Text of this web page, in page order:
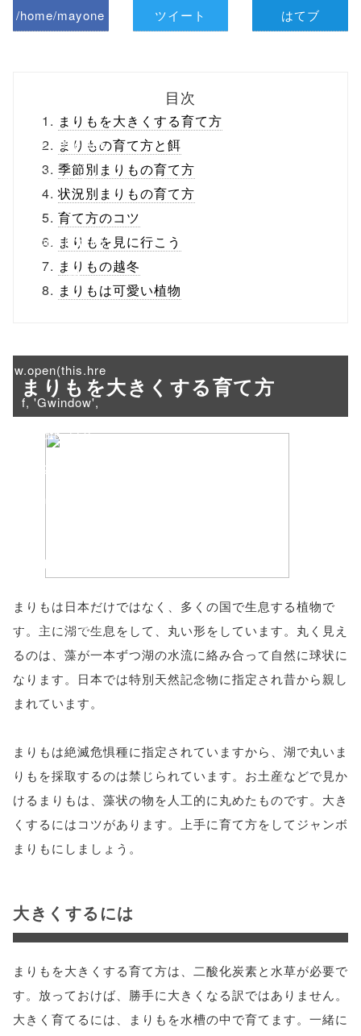
/home/mayone
content/themes
/tapbiz_theme/
parts/sns-
buttons.php on
line10
/1048461"
w.open(this.hre
f, 'Gwindow',
'width=550,
height=450,
scrollbars=yes'
false;"> シェア
ツイート はてブ
目次
まりもを大きくする育て方
まりもの育て方と餌
季節別まりもの育て方
状況別まりもの育て方
育て方のコツ
まりもを見に行こう
まりもの越冬
まりもは可愛い植物
まりもを大きくする育て方
まりもは日本だけではなく、多くの国で生息する植物で
す。主に湖で生息をして、丸い形をしています。丸く見え
るのは、藻が一本ずつ湖の水流に絡み合って自然に球状に
なります。日本では特別天然記念物に指定され昔から親し
まれています。
まりもは絶滅危惧種に指定されていますから、湖で丸いま
りもを採取するのは禁じられています。お土産などで見か
けるまりもは、藻状の物を人工的に丸めたものです。大き
くするにはコツがあります。上手に育て方をしてジャンボ
まりもにしましょう。
大きくするには
まりもを大きくする育て方は、二酸化炭素と水草が必要で
す。放っておけば、勝手に大きくなる訳ではありません。
大きく育てるには、まりもを水槽の中で育てます。一緒に